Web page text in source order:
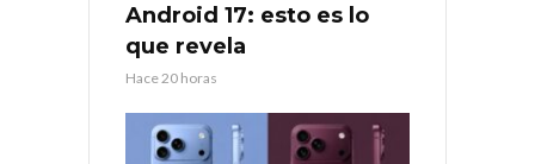
Android 17: esto es lo
que revela
Hace 20 horas